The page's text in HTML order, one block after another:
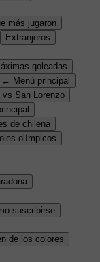
más jugaron
Extranjeros
goleadas
← Menú principal
vs San Lorenzo
de chilena
olímpicos
suscribirse
de los colores